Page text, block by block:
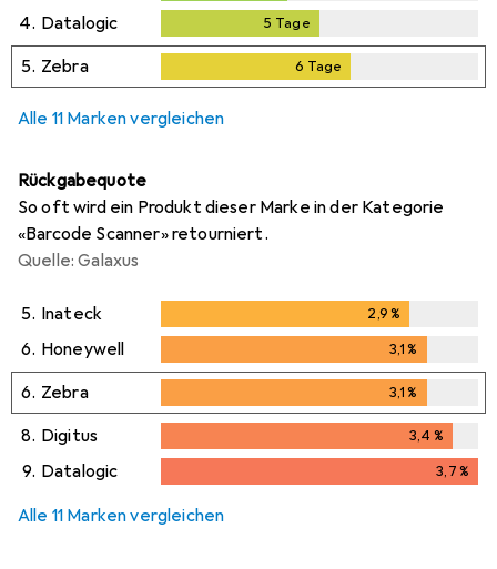
4. Datalogic 5 Tage
5. Zebra 6 Tage
Alle 11 Marken vergleichen
Rückgabequote
So oft wird ein Produkt dieser Marke in der Kategorie
«Barcode Scanner» retourniert.
Quelle: Galaxus
5. Inateck 2,9%
6. Honeywell 3,1%
6. Zebra 3,1%
8. Digitus 3,4 %
3,4%
9. Datalogic 3,7%
Alle 11 Marken vergleichen